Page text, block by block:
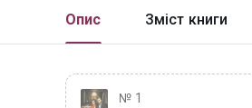
Опис Зміст книги
№ 1